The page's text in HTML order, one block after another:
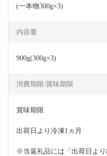
(一本物300g×3)
内容量
900g(300g×3)
消費期限/賞味期限
出荷日より冷凍1ヵ月
※当返礼品には「出荷日よ